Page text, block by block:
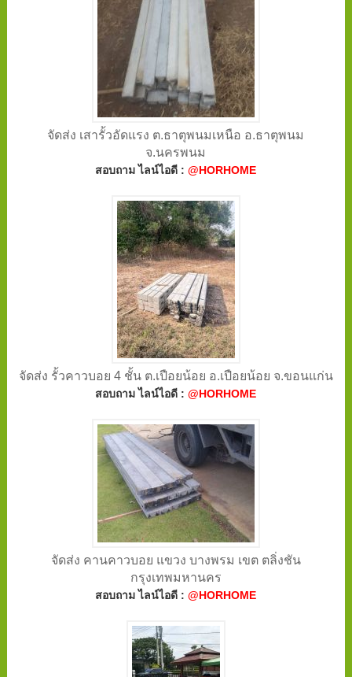
จัดส่ง เสารั้วอัดแรง ต.ธาตุพนมเหนือ อ.ธาตุพนม
จ.นครพนม
สอบถาม ไลน์ไอดี :@HORHOME
จัดส่ง รั้วคาวบอย 4 ชั้น ต.เปือยน้อย อ.เปือยน้อย จ.ขอนแก่น
สอบถาม ไลน์ไอดี :@HORHOME
จัดส่ง คานคาวบอย แขวง บางพรม เขต ตลิ่งชัน
กรุงเทพมหานคร
สอบถาม ไลน์ไอดี :@HORHOME